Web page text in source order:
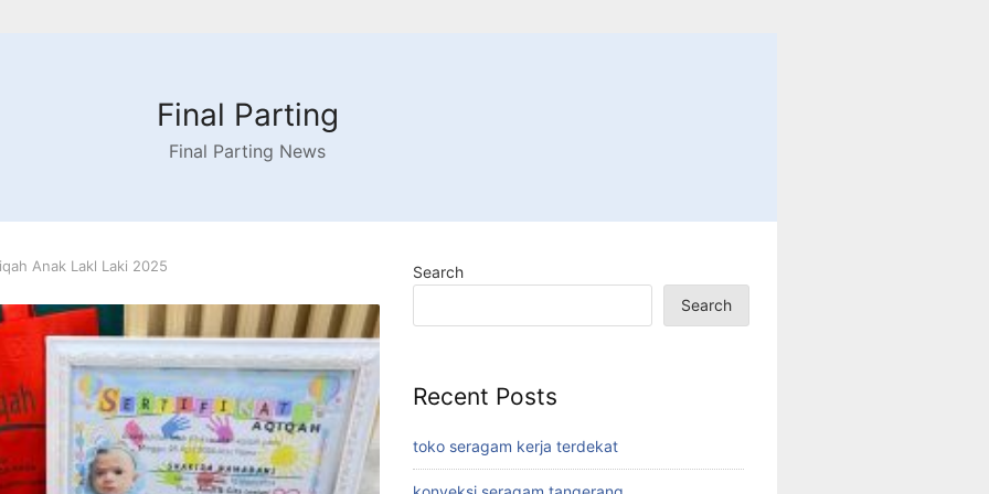
Final Parting
Final Parting News
Anak Lakl Laki 2025
Search
Search
Recent Posts
toko seragam kerja terdekat